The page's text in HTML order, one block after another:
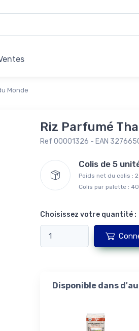
Monde
Riz Parfumé
Ref 00001326 - EAN
Colis de 5
Poids net du colis :
Colis par palette : 40
Choisissez votre quantité :
Disponible dans